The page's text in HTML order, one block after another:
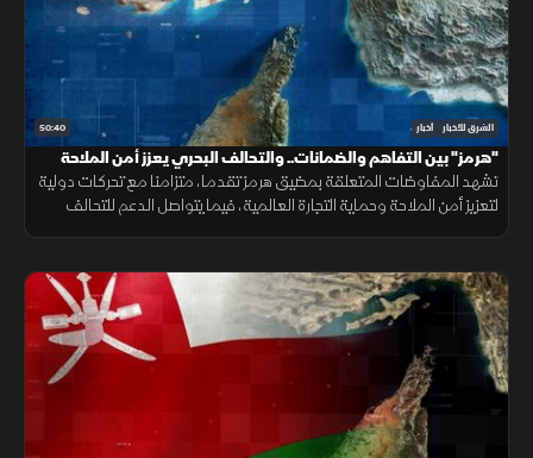
50:40 الشرق للأخبار أخبار
"هرمز" بين التفاهم والضمانات.. والتحالف البحري يعزز أمن الملاحة
تشهد المفاوضات المتعلقة بمضيق هرمز تقدما، متزامنا مع تحركات دولية
لتعزيز أمن الملاحة وحماية التجارة العالمية، فيما يتواصل الدعم للتحالف